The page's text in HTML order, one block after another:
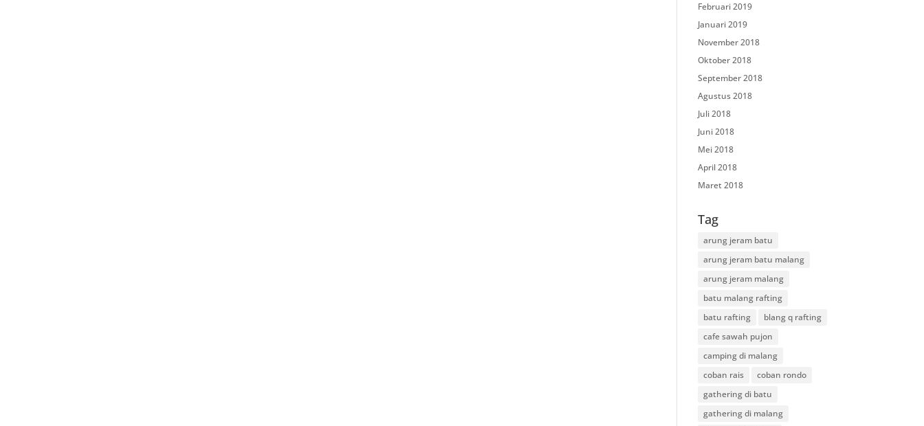
Februari 2019
Januari 2019
November 2018
Oktober 2018
September 2018
Agustus 2018
Juli 2018
Juni 2018
Mei 2018
April 2018
Maret 2018
Tag
arung jeram batu
arung jeram batu malang
arung jeram malang
batu malang rafting
batu rafting
blang q rafting
cafe sawah pujon
camping di malang
coban rais
coban rondo
gathering di batu
gathering di malang